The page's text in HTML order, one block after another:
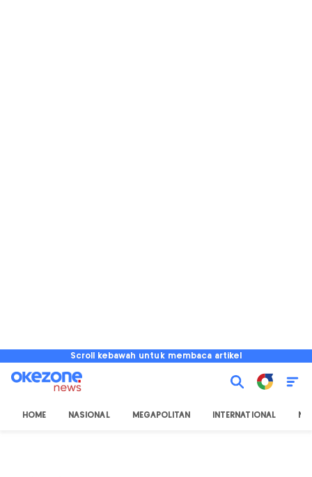
Scroll kebawah untuk membaca artikel
HOME NASIONAL MEGAPOLITAN INTERNATIONAL